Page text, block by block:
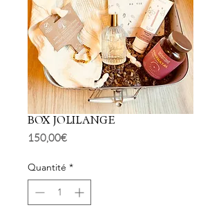
BOX JOLILANGE
150,00 €Prix
Quantité *